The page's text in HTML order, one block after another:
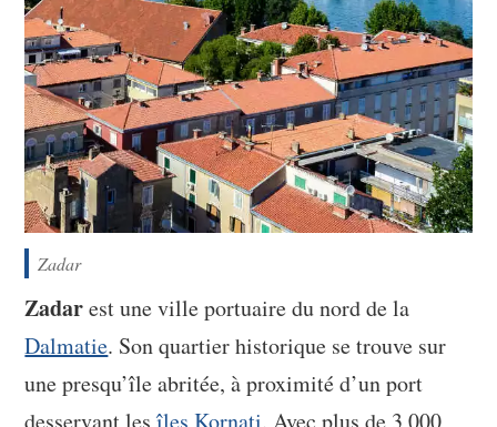
Zadar
Zadarest une ville portuaire du nord de la
Dalmatie. Son quartier historique se trouve sur
une presqu’île abritée, à proximité d’un port
desservant lesîles Kornati. Avec plus de 3 000